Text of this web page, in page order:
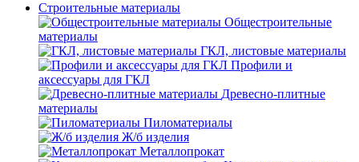
Строительные материалы
Общестроительные
материалы
ГКЛ, листовые материалы
Профили и
аксессуары для ГКЛ
Древесно-плитные
материалы
Пиломатериалы
Ж/б изделия
Металлопрокат